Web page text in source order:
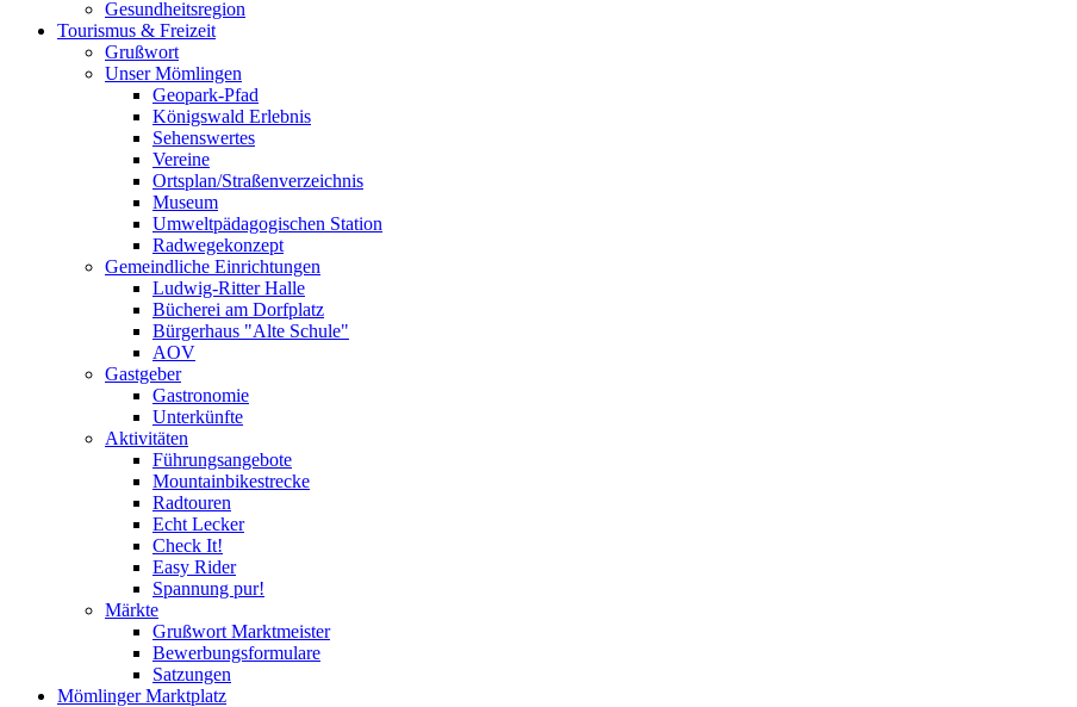
Gesundheitsregion
Tourismus & Freizeit
Grußwort
Unser Mömlingen
Geopark-Pfad
Königswald Erlebnis
Sehenswertes
Vereine
Ortsplan/Straßenverzeichnis
Museum
Umweltpädagogischen Station
Radwegekonzept
Gemeindliche Einrichtungen
Ludwig-Ritter Halle
Bücherei am Dorfplatz
Bürgerhaus "Alte Schule"
AOV
Gastgeber
Gastronomie
Unterkünfte
Aktivitäten
Führungsangebote
Mountainbikestrecke
Radtouren
Echt Lecker
Check It!
Easy Rider
Spannung pur!
Märkte
Grußwort Marktmeister
Bewerbungsformulare
Satzungen
Mömlinger Marktplatz